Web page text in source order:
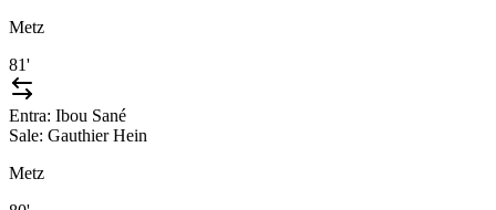
Metz
81'
Entra: Ibou Sané
Sale: Gauthier Hein
Metz